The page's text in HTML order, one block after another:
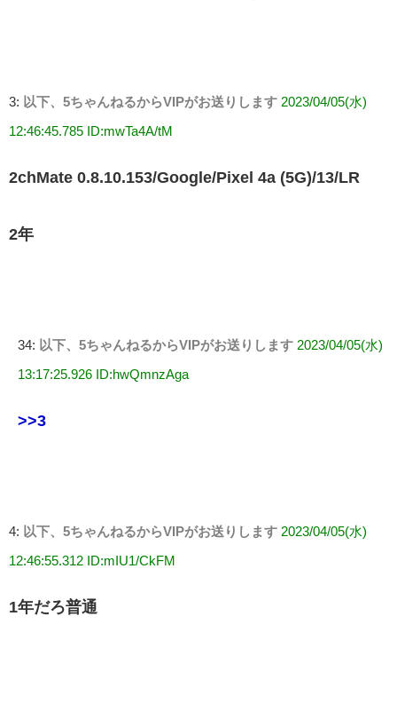
3: 以下、5ちゃんねるからVIPがお送りします 2023/04/05(水)
12:46:45.785 ID:mwTa4A/tM
2chMate 0.8.10.153/Google/Pixel 4a (5G)/13/LR
2年
34: 以下、5ちゃんねるからVIPがお送りします 2023/04/05(水)
13:17:25.926 ID:hwQmnzAga
>>3
4: 以下、5ちゃんねるからVIPがお送りします 2023/04/05(水)
12:46:55.312 ID:mIU1/CkFM
1年だろ普通